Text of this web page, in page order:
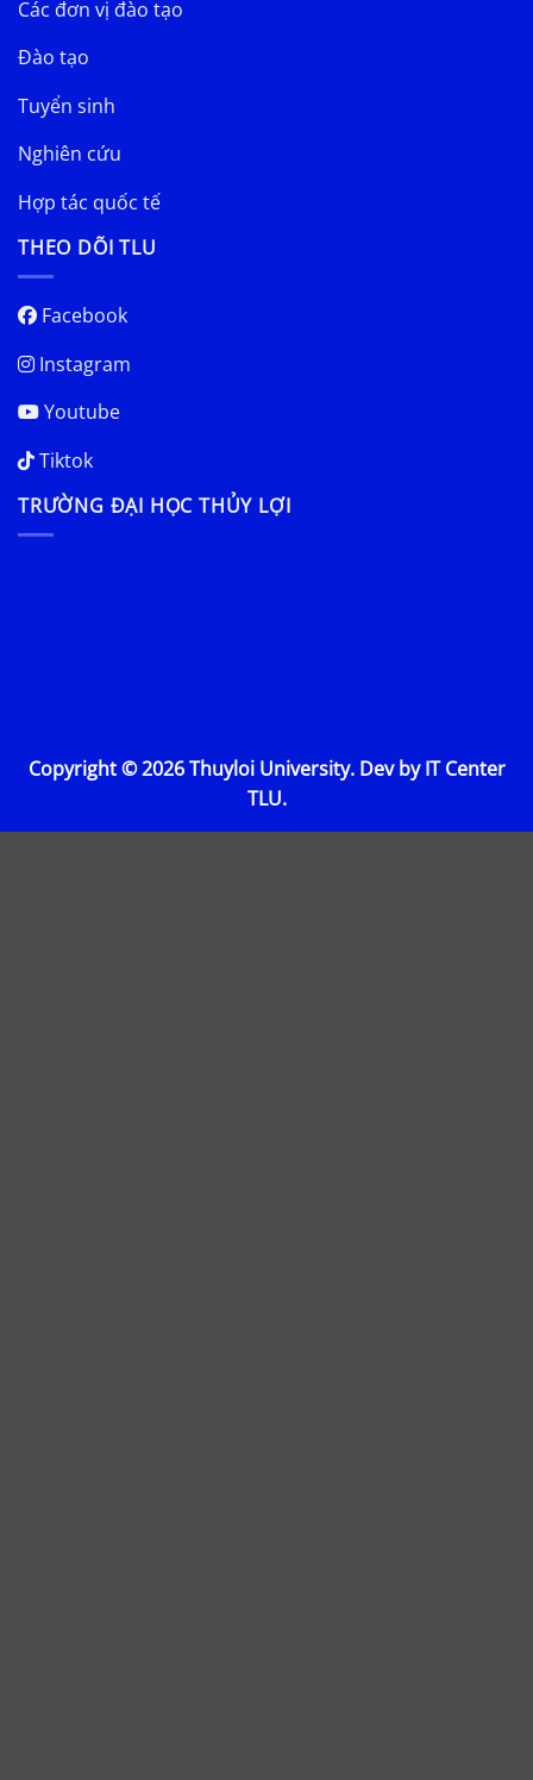
Các đơn vị đào tạo
Đào tạo
Tuyển sinh
Nghiên cứu
Hợp tác quốc tế
THEO DÕI TLU
Facebook
Instagram
Youtube
Tiktok
TRƯỜNG ĐẠI HỌC THỦY LỢI
Copyright © 2026 Thuyloi University. Dev by IT Center
TLU.